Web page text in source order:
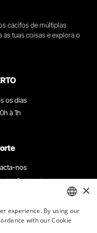
cacifos de múltiplas
tuas coisas e explora o
os dias
à 1h
nos
frequentes
e Condições
de privacidade e cookies
connosco
ENGLISH
×
experience. By using our
with our Cookie